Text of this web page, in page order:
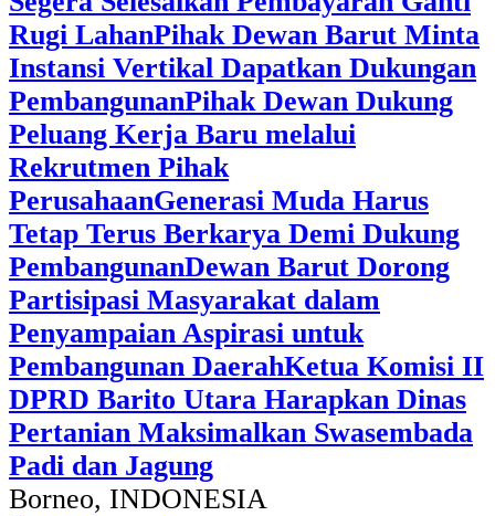
Rugi LahanPihak Dewan Barut Minta
Instansi Vertikal Dapatkan Dukungan
PembangunanPihak Dewan Dukung
Peluang Kerja Baru melalui
Rekrutmen Pihak
PerusahaanGenerasi Muda Harus
Tetap Terus Berkarya Demi Dukung
PembangunanDewan Barut Dorong
Partisipasi Masyarakat dalam
Penyampaian Aspirasi untuk
Pembangunan DaerahKetua Komisi II
DPRD Barito Utara Harapkan Dinas
Pertanian Maksimalkan Swasembada
Padi dan Jagung
Borneo, INDONESIA